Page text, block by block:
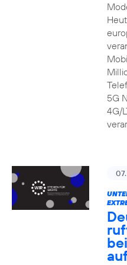
5G
4G/